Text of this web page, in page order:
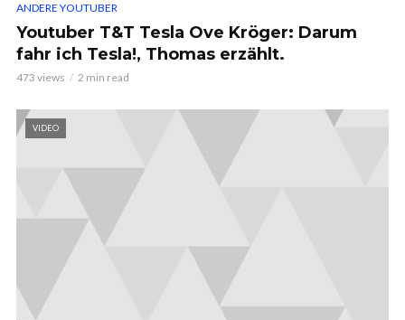
ANDERE YOUTUBER
Youtuber T&T Tesla Ove Kröger: Darum
fahr ich Tesla!, Thomas erzählt.
473 views 2 min read
VIDEO